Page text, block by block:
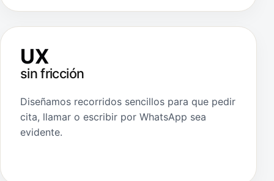
UX
sin fricción
Diseñamos recorridos sencillos para que pedir
cita, llamar o escribir por WhatsApp sea
evidente.